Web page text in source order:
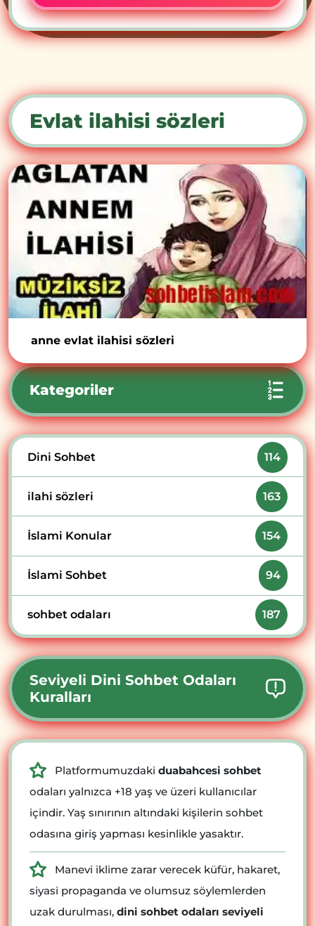
Evlat ilahisi sözleri
anne evlat ilahisi sözleri
Kategoriler
Dini Sohbet 114
ilahi sözleri 163
İslami Konular 154
İslami Sohbet 94
sohbet odaları 187
Seviyeli Dini Sohbet Odaları
Kuralları
Platformumuzdaki duabahcesi sohbet
odaları yalnızca +18 yaş ve üzeri kullanıcılar
içindir. Yaş sınırının altındaki kişilerin sohbet
odasına giriş yapması kesinlikle yasaktır.
Manevi iklime zarar verecek küfür, hakaret,
siyasi propaganda ve olumsuz söylemlerden
uzak durulması, dini sohbet odaları seviyeli